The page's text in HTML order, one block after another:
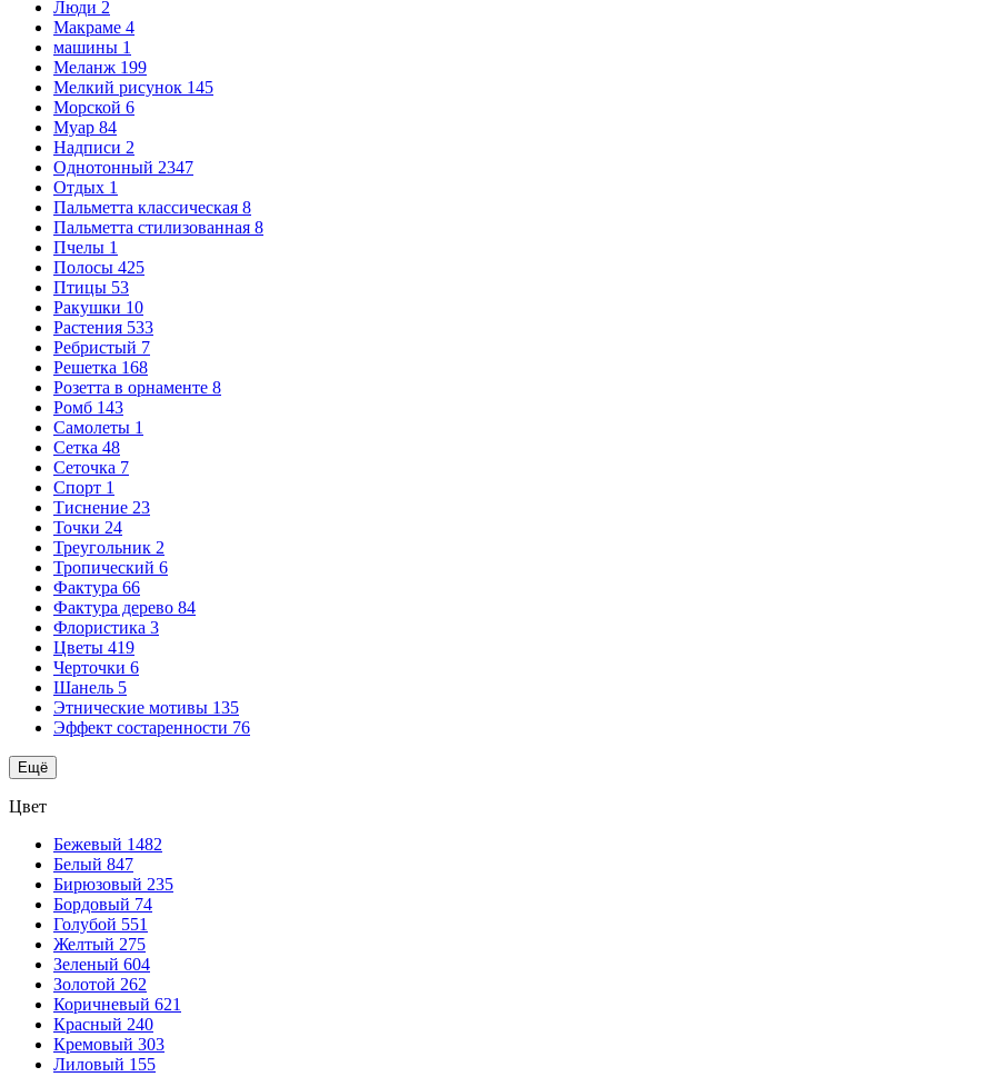
Люди 2
Макраме 4
машины 1
Меланж 199
Мелкий рисунок 145
Морской 6
Муар 84
Надписи 2
Однотонный 2347
Отдых 1
Пальметта классическая 8
Пальметта стилизованная 8
Пчелы 1
Полосы 425
Птицы 53
Ракушки 10
Растения 533
Ребристый 7
Решетка 168
Розетта в орнаменте 8
Ромб 143
Самолеты 1
Сетка 48
Сеточка 7
Спорт 1
Тиснение 23
Точки 24
Треугольник 2
Тропический 6
Фактура 66
Фактура дерево 84
Флористика 3
Цветы 419
Черточки 6
Шанель 5
Этнические мотивы 135
Эффект состаренности 76
Ещё
Цвет
Бежевый 1482
Белый 847
Бирюзовый 235
Бордовый 74
Голубой 551
Желтый 275
Зеленый 604
Золотой 262
Коричневый 621
Красный 240
Кремовый 303
Лиловый 155